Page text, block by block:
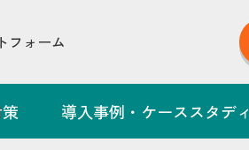
フォーム
導入事例・ケーススタディ